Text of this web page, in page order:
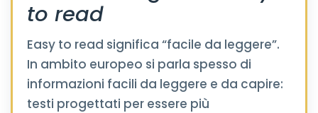
to read
Easy to read significa “facile da leggere”.
In ambito europeo si parla spesso di
informazioni facili da leggere e da capire:
testi progettati per essere più